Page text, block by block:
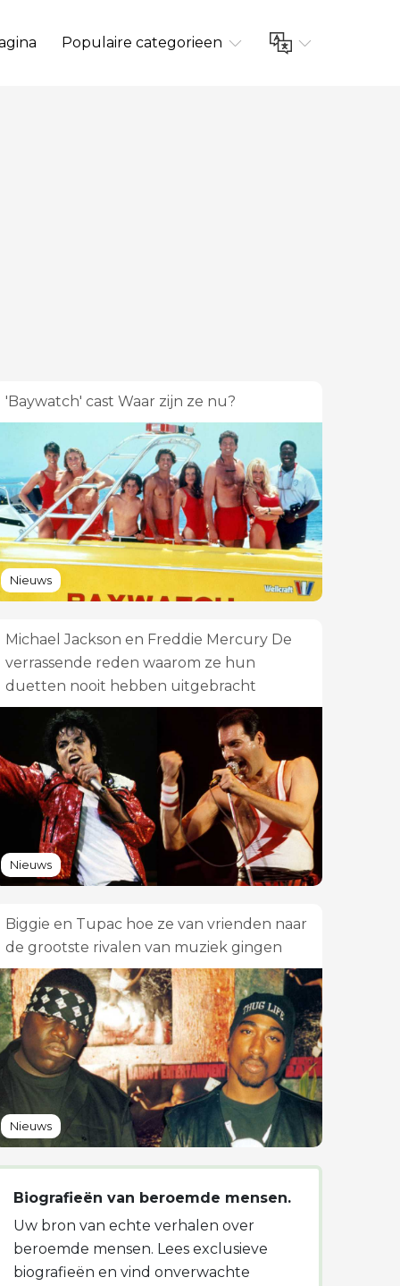
Populaire categorieen
'Baywatch' cast Waar zijn ze nu?
Nieuws
Michael Jackson en Freddie Mercury De
verrassende reden waarom ze hun
duetten nooit hebben uitgebracht
Nieuws
Biggie en Tupac hoe ze van vrienden naar
de grootste rivalen van muziek gingen
Nieuws
Biografieën van beroemde mensen.
Uw bron van echte verhalen over
beroemde mensen. Lees exclusieve
biografieën en vind onverwachte